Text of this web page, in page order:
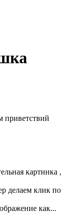
картинка ,
делаем клик по
как...